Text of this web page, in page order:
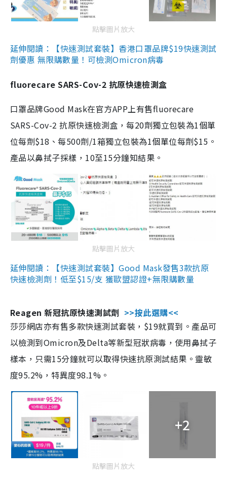
點擊圖片放大
延伸閱讀：【快速測試套裝】香港口罩品牌$19快速測試
劑優惠 無限購數量！可檢測Omicron病毒
fluorecare SARS-Cov-2 抗原快速檢測盒
口罩品牌Good Mask在官方APP上有售fluorecare
SARS-Cov-2 抗原快速檢測盒，每20劑獨立包裝為1個單
位每劑$18、每500劑/1箱獨立包裝為1個單位每劑$15。
產品以鼻拭子採樣，10至15分鐘知結果。
點擊圖片放大
延伸閱讀：【快速測試套裝】Good Mask發售3款抗原
快速檢測劑！低至$15/支 獲歐盟認證+無限購數量
Reagen 新冠抗原快速測試劑 >>按此選購<<
莎莎網店亦有售多款快速測試套裝，$19就買到。產品可
以檢測到Omicron及Delta等新型冠狀病毒，使用鼻拭子
樣本，只需15分鐘就可以取得快速抗原測試結果。靈敏
度95.2%，特異度98.1%。
+2
點擊圖片放大